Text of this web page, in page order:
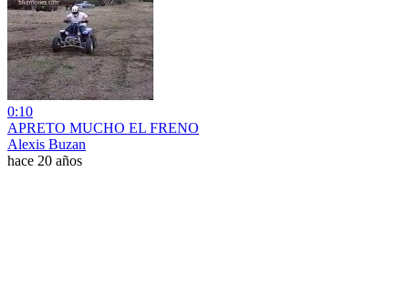
0:10
APRETO MUCHO EL FRENO
Alexis Buzan
hace 20 años